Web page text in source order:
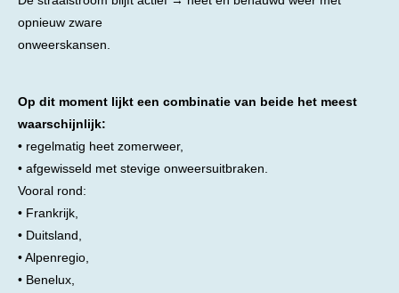
opnieuw zware
onweerskansen.
Op dit moment lijkt een combinatie van beide het meest
waarschijnlijk:
• regelmatig heet zomerweer,
• afgewisseld met stevige onweersuitbraken.
Vooral rond:
• Frankrijk,
• Duitsland,
• Alpenregio,
• Benelux,